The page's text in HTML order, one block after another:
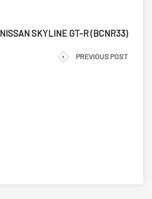
NISSAN SKYLINE GT-R (BCNR33)
PREVIOUS POST